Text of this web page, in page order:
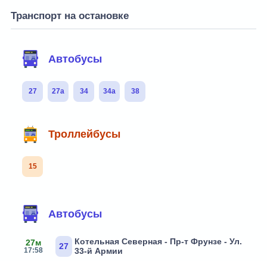
Транспорт на остановке
Автобусы
27 27а 34 34а 38
Троллейбусы
15
Автобусы
27м
17:58 27
Котельная Северная - Пр-т Фрунзе - Ул.
33-й Армии